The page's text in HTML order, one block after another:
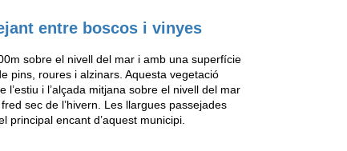
entre boscos i vinyes
sobre el nivell del mar i amb una superfície
pins, roures i alzinars. Aquesta vegetació
l’estiu i l’alçada mitjana sobre el nivell del mar
sec de l’hivern. Les llargues passejades
principal encant d’aquest municipi.